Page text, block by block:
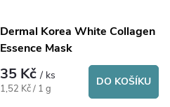
Dermal Korea White Collagen
Essence Mask
35 Kč/ ks
Měrná
1,52 Kč / 1 g
DO KOŠÍKU